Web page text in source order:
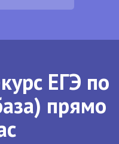
ЕГЭ по
прямо